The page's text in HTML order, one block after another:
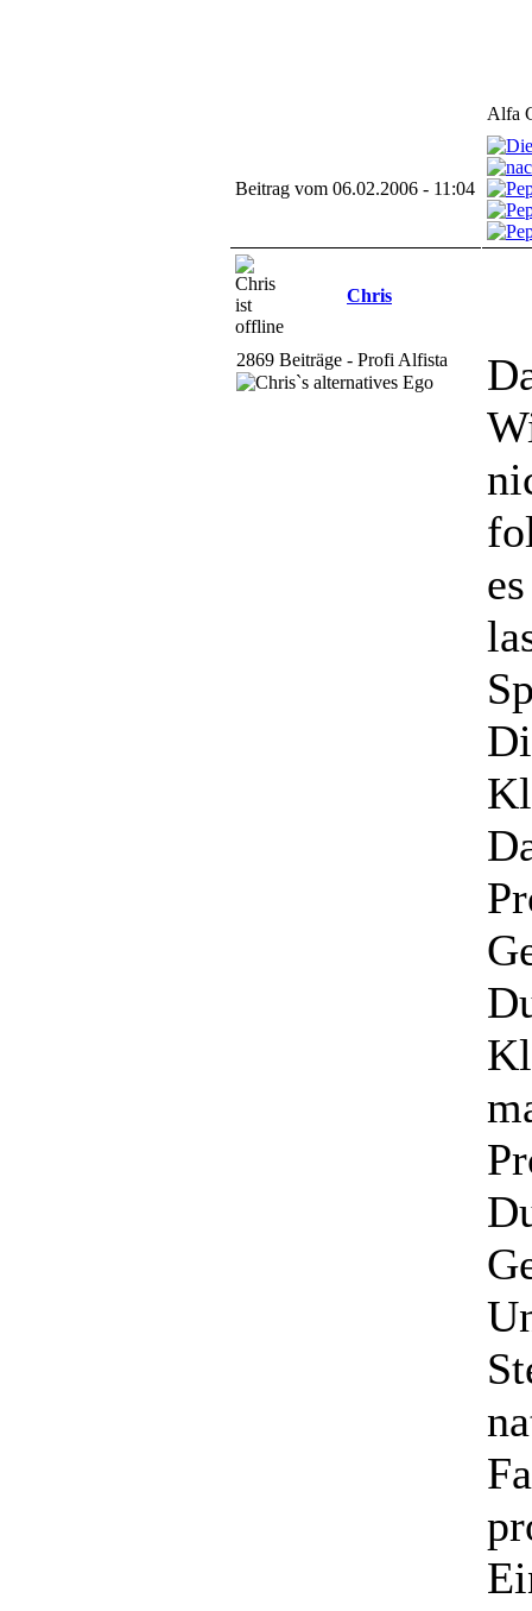
Alfa
Beitrag vom 06.02.2006 - 11:04
Chris
2869 Beiträge - Profi Alfista